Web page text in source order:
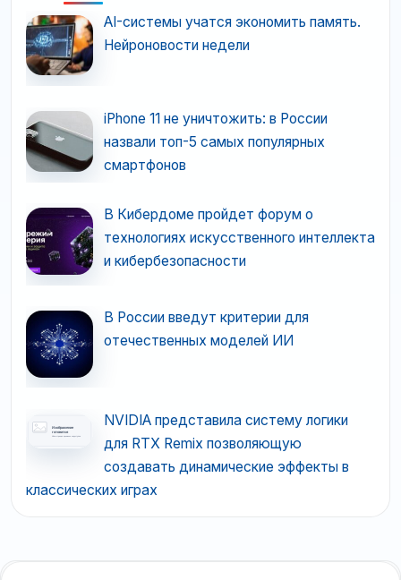
AI-системы учатся экономить память.
Нейроновости недели
iPhone 11 не уничтожить: в России
назвали топ-5 самых популярных
смартфонов
В Кибердоме пройдет форум о
технологиях искусственного интеллекта
и кибербезопасности
В России введут критерии для
отечественных моделей ИИ
NVIDIA представила систему логики
для RTX Remix позволяющую
создавать динамические эффекты в
классических играх